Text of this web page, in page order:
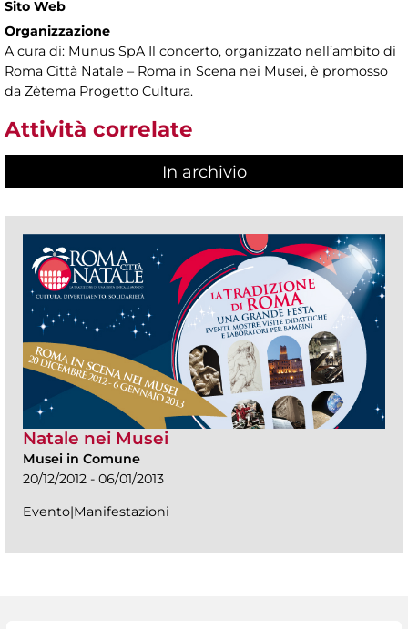
Sito Web
Organizzazione
A cura di: Munus SpA Il concerto, organizzato nell’ambito di
Roma Città Natale – Roma in Scena nei Musei, è promosso
da Zètema Progetto Cultura.
Attività correlate
In archivio
Natale nei Musei
Musei in Comune
20/12/2012 - 06/01/2013
Evento|Manifestazioni